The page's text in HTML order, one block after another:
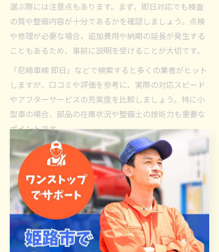
選ぶ際には注意点もあります。まず、即日対応でも検査
の質や整備内容が十分であるかを確認しましょう。点検
や修理が必要な場合、追加費用や納期の延長が発生する
こともあるため、事前に説明を受けることが大切です。
「尼崎車検 即日」などで検索すると多くの業者がヒット
しますが、口コミや評価を参考に、実際の対応スピード
やアフターサービスの充実度を比較しましょう。特に小
型車の場合、部品の在庫状況や整備士の技術力も重要な
ポイントです。
例えば、姫路市や尼崎市の指定工場では、即日でも丁寧
な点検や説明を心がけている店舗が多く、初めての方で
も安心して依頼できます。無理な即日対応を求めず、車
の安全性を最優先に考えることが失敗しないコツです。
口コミで評判の高い車検整備工場活用法
車検整備工場を選ぶ際は、実際に利用した方の口コミや